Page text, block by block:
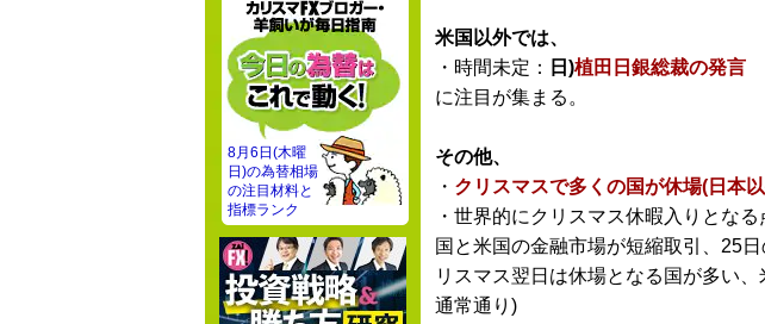
米国以外では、
・時間未定：
日)植田日銀総裁の発言
に注目が集まる。
その他、
・ クリスマスで多くの国が休場(日本
・世界的にクリスマス休暇入りとな
国と米国の金融市場が短縮取引、25
リスマス翌日は休場となる国が多い
通常通り)
8月6日(木曜
日)の為替相場
の注目材料と
指標ランク